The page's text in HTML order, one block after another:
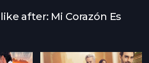
after: Mi Corazón Es